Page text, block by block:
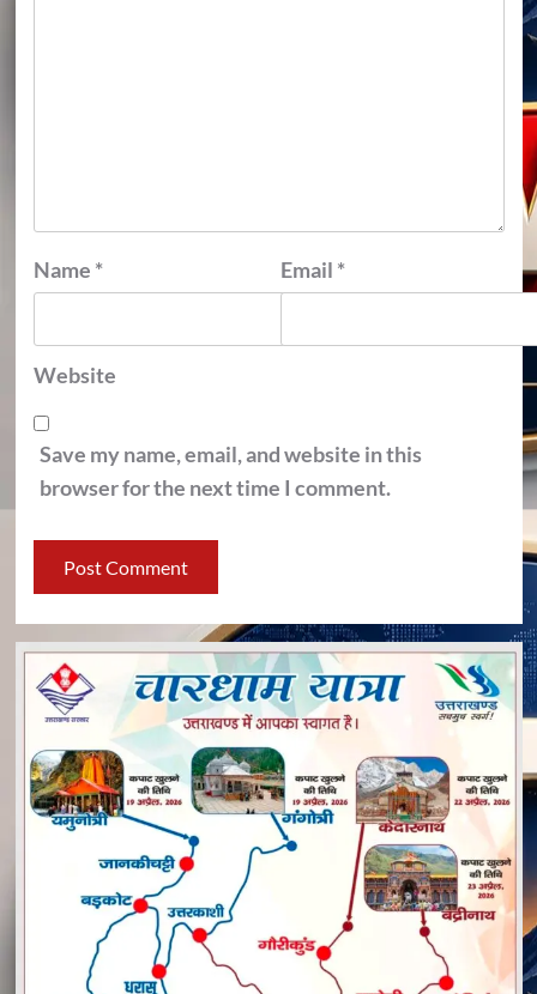
Name * Email *
Website
Save my name, email, and website in this
browser for the next time I comment.